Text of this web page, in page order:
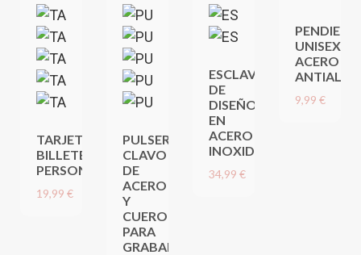
TARJETERO
BILLETERA
PERSONALIZADO
19,99 €
PULSERA
CLAVO
DE
ACERO
Y
CUERO
PARA
GRABAR
ESCLAVA
DE
DISEÑO
EN
ACERO
INOXIDABLE
34,99 €
UNISEX
ACERO
9,99 €